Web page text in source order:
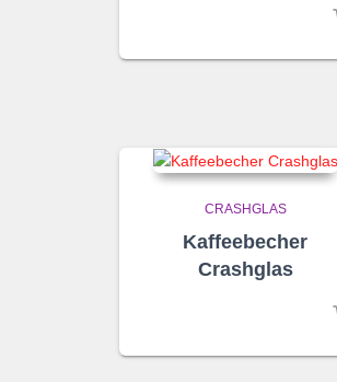
CRASHGLAS
Kaffeebecher
Crashglas